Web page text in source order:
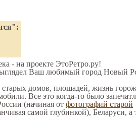
- на проекте ЭтоРетро.ру!
Ваш любимый город Новый
домов, площадей, жизнь
Все это когда-то было
(начиная от фотографий старой
самой глубинкой), Беларуси, а